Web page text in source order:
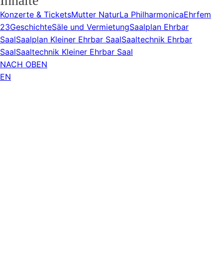
Konzerte & TicketsMutter NaturLa PhilharmonicaEhrfem
23GeschichteSäle und VermietungSaalplan Ehrbar
SaalSaalplan Kleiner Ehrbar SaalSaaltechnik Ehrbar
SaalSaaltechnik Kleiner Ehrbar Saal
NACH OBEN
EN